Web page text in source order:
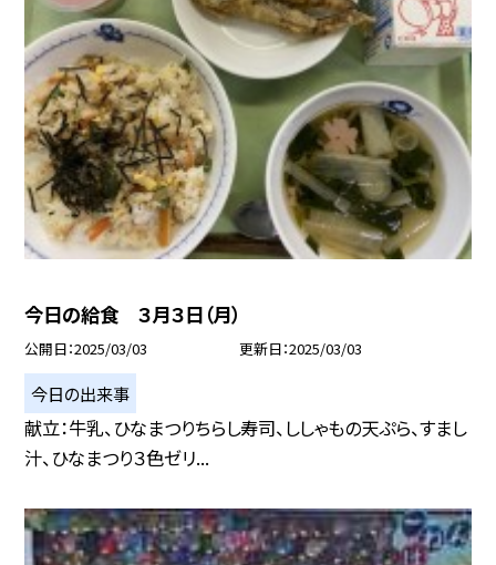
今日の給食 ３月３日（月）
公開日 2025/03/03 更新日 2025/03/03
今日の出来事
献立：牛乳、ひなまつりちらし寿司、ししゃもの天ぷら、すまし
汁、ひなまつり３色ゼリ...